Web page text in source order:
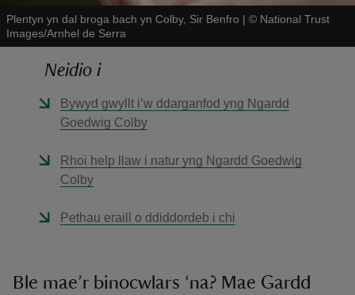
Plentyn yn dal broga bach yn Colby, Sir Benfro | © National Trust
Images/Arnhel de Serra
Neidio i
Bywyd gwyllt i’w ddarganfod yng Ngardd
Goedwig Colby
Rhoi help llaw i natur yng Ngardd Goedwig
Colby
Pethau eraill o ddiddordeb i chi
Ble mae’r binocwlars ‘na? Mae Gardd